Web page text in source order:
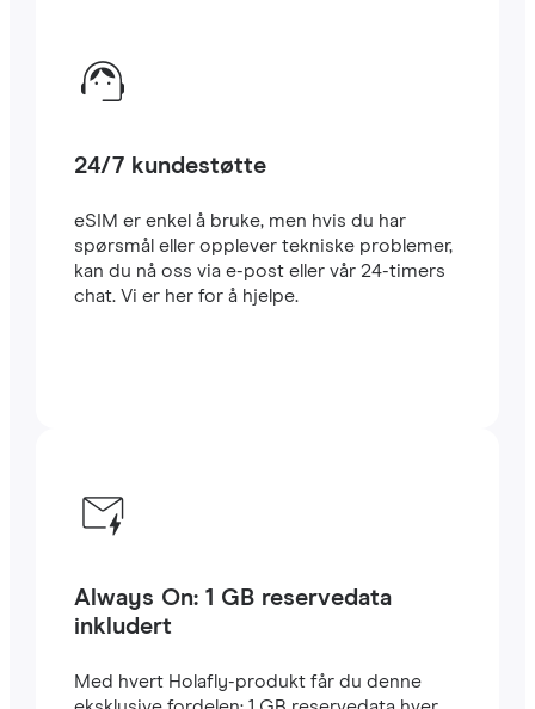
24/7 kundestøtte
eSIM er enkel å bruke, men hvis du har
spørsmål eller opplever tekniske problemer,
kan du nå oss via e-post eller vår 24-timers
chat. Vi er her for å hjelpe.
Always On: 1 GB reservedata
inkludert
Med hvert Holafly-produkt får du denne